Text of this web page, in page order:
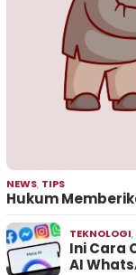
NEWS, TIPS
Hukum
TEKNOLOGI,
Ini Cara
AI